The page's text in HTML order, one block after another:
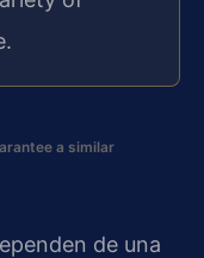
a similar
de una